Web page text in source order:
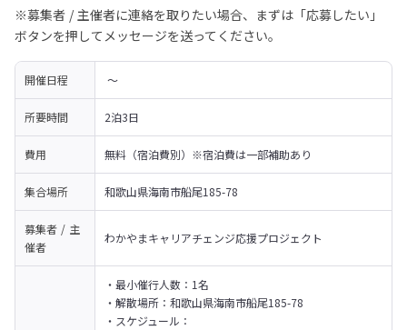
※募集者 / 主催者に連絡を取りたい場合、まずは「応募したい」
ボタンを押してメッセージを送ってください。
開催日程 〜
所要時間 2泊3日
費用 無料（宿泊費別）※宿泊費は一部補助あり
集合場所 和歌山県海南市船尾185-78
募集者 / 主
催者
わかやまキャリアチェンジ応援プロジェクト
・最小催行人数：1名
・解散場所：和歌山県海南市船尾185-78
・スケジュール：